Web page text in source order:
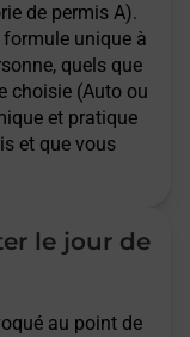
de permis A).
unique à
quels que
choisie (Auto ou
et pratique
et que vous
le jour de
au point de